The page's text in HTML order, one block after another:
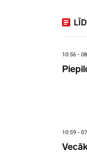
10:56 -
10:59 -